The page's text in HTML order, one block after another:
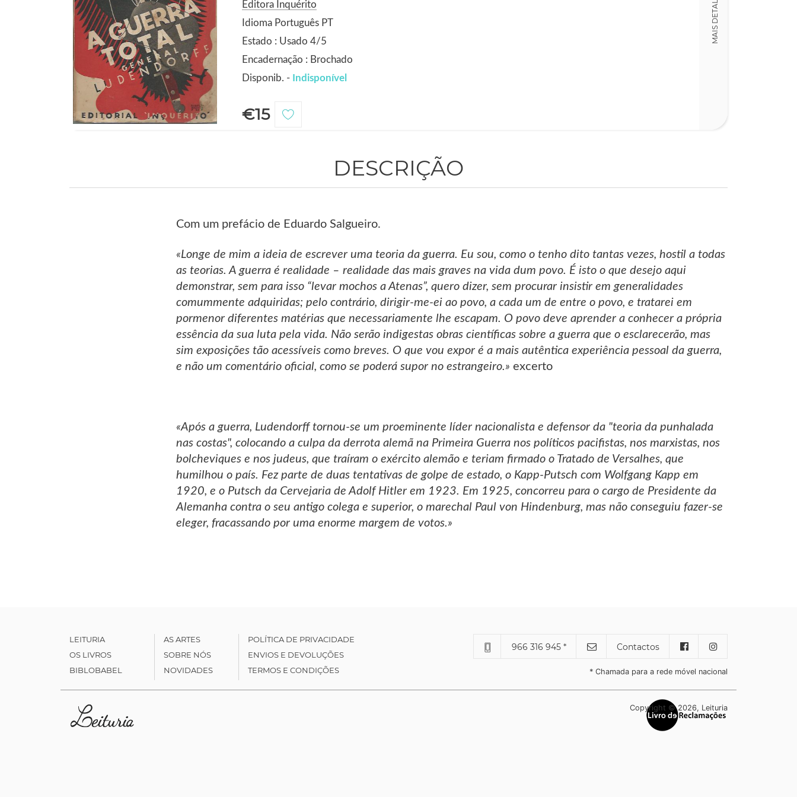
Editora Inquérito
Idioma Português PT
Estado : Usado 4/5
Encadernação : Brochado
Disponib. - Indisponível
€15
MAIS DETALHES
DESCRIÇÃO
Com um prefácio de Eduardo Salgueiro.
«Longe de mim a ideia de escrever uma teoria da guerra. Eu sou, como o tenho dito tantas vezes, hostil a todas
as teorias. A guerra é realidade – realidade das mais graves na vida dum povo. É isto o que desejo aqui
demonstrar, sem para isso “levar mochos a Atenas”, quero dizer, sem procurar insistir em generalidades
comummente adquiridas; pelo contrário, dirigir-me-ei ao povo, a cada um de entre o povo, e tratarei em
pormenor diferentes matérias que necessariamente lhe escapam. O povo deve aprender a conhecer a própria
essência da sua luta pela vida. Não serão indigestas obras científicas sobre a guerra que o esclarecerão, mas
sim exposições tão acessíveis como breves. O que vou expor é a mais autêntica experiência pessoal da guerra,
e não um comentário oficial, como se poderá supor no estrangeiro.» excerto
«Após a guerra, Ludendorff tornou-se um proeminente líder nacionalista e defensor da "teoria da punhalada
nas costas", colocando a culpa da derrota alemã na Primeira Guerra nos políticos pacifistas, nos marxistas, nos
bolcheviques e nos judeus, que traíram o exército alemão e teriam firmado o Tratado de Versalhes, que
humilhou o país. Fez parte de duas tentativas de golpe de estado, o Kapp-Putsch com Wolfgang Kapp em
1920, e o Putsch da Cervejaria de Adolf Hitler em 1923. Em 1925, concorreu para o cargo de Presidente da
Alemanha contra o seu antigo colega e superior, o marechal Paul von Hindenburg, mas não conseguiu fazer-se
eleger, fracassando por uma enorme margem de votos.»
LEITURIA
OS LIVROS
BIBLOBABEL
AS ARTES
SOBRE NÓS
NOVIDADES
POLÍTICA DE PRIVACIDADE
ENVIOS E DEVOLUÇÕES
TERMOS E CONDIÇÕES
966 316 945 * Contactos
* Chamada para a rede móvel nacional
Copyright © 2026, Leituria